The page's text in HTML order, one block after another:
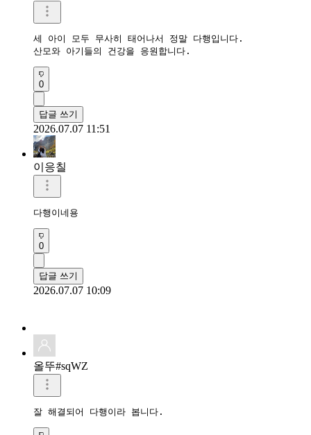
세 아이 모두 무사히 태어나서 정말 다행입니다.
0
답글 쓰기
2026.07.07 11:51
이응칠
다행이네용
0
답글 쓰기
2026.07.07 10:09
올뚜#sqWZ
잘 해결되어 다행이라 봅니다.